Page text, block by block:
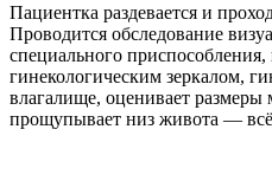
Пациентка раздевается и
Проводится обследование
специального приспособления,
гинекологическим зеркалом,
влагалище, оценивает
прощупывает низ живота —